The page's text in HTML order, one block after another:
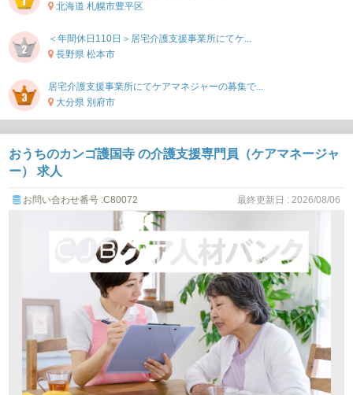
北海道 札幌市豊平区
＜年間休日110日＞居宅介護支援事業所にてケ...
長野県 松本市
居宅介護支援事業所にてケアマネジャーの募集で...
大分県 別府市
おうちのカンゴ護国寺 の介護支援専門員（ケアマネージャ
ー） 求人
お問い合わせ番号 :C80072 最終更新日 : 2026/08/06